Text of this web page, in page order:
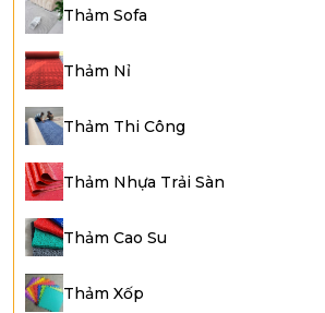
Thảm Sofa
Thảm Nỉ
Thảm Thi Công
Thảm Nhựa Trải Sàn
Thảm Cao Su
Thảm Xốp